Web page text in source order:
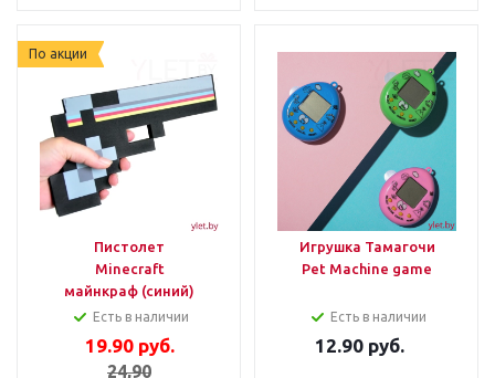
По акции
Пистолет
Minecraft
майнкраф (синий)
Есть в наличии
19.90руб.
24,90
Игрушка Тамагочи
Pet Machine game
Есть в наличии
12.90руб.